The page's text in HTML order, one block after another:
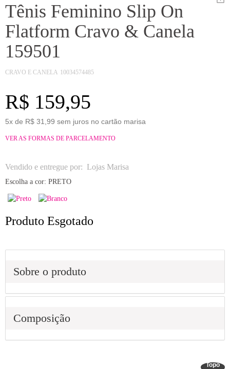
Tênis Feminino Slip On
Flatform Cravo & Canela
159501
CRAVO E CANELA 10034574485
R$ 159,95
5x de R$ 31,99 sem juros no cartão marisa
VER AS FORMAS DE PARCELAMENTO
Vendido e entregue por: Lojas Marisa
Escolha a cor: PRETO
Produto Esgotado
Sobre o produto
Composição
Topo